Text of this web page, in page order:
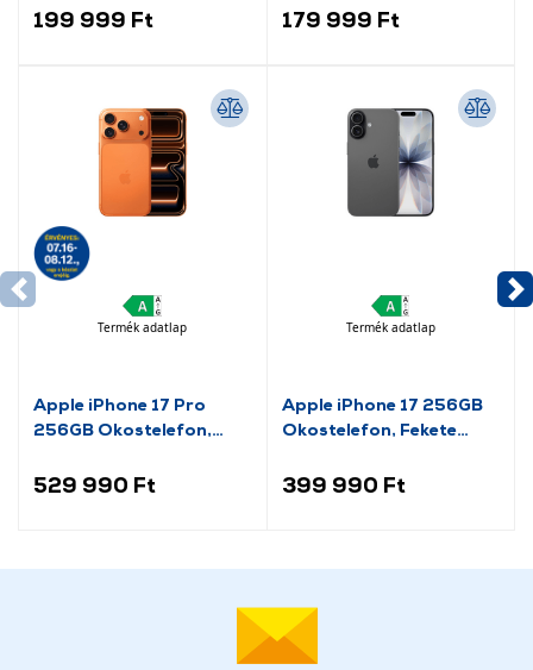
199 999 Ft 179 999 Ft
Termék adatlap
Apple iPhone 17 Pro
256GB Okostelefon,
(MG8H4HX/A)
529 990 Ft
Termék adatlap
Apple iPhone 17 256GB
Okostelefon, Fekete
399 990 Ft